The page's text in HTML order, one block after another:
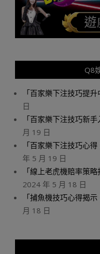
Q8
「百家樂下注技巧提升
日
「百家樂下注技巧新
月 19 日
「百家樂下注技巧心
年 5 月 19 日
「線上老虎機賠率策
2024 年 5 月 18 日
「捕魚機技巧心得揭
月 18 日